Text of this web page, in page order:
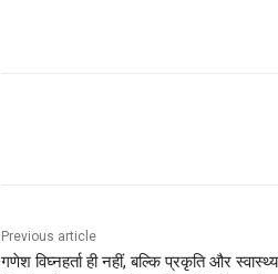
Previous article
गणेश विघ्नहर्ता ही नहीं, बल्कि प्रकृति और